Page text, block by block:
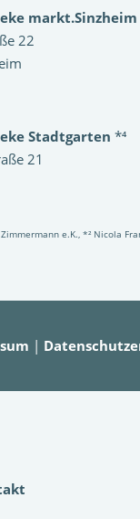
markt.Sinzheim
22
Stadtgarten *⁴
21
e.K., *² Nicola
|